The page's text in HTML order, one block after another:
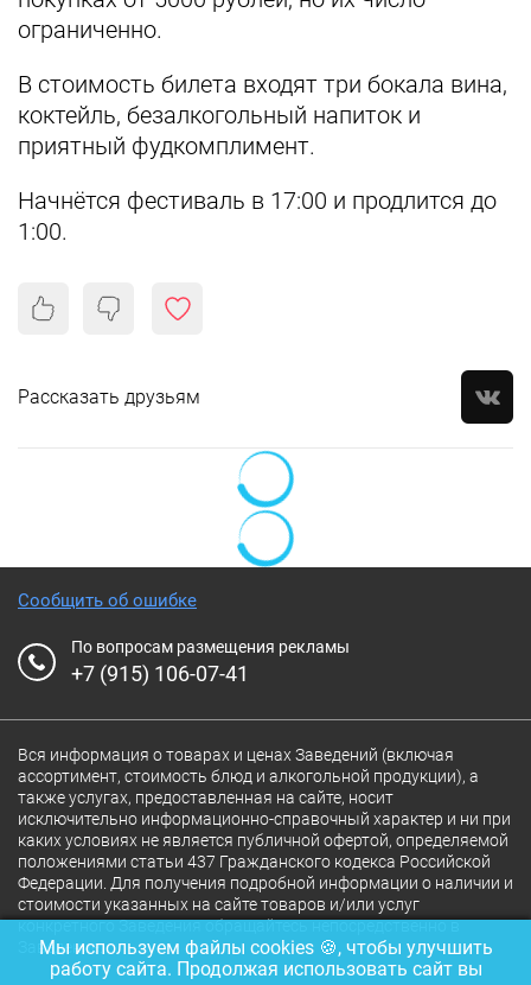
ограниченно.
В стоимость билета входят три бокала вина,
коктейль, безалкогольный напиток и
приятный фудкомплимент.
Начнётся фестиваль в 17:00 и продлится до
1:00.
Рассказать друзьям
Сообщить об ошибке
По вопросам размещения рекламы
+7 (915) 106-07-41
Вся информация о товарах и ценах Заведений (включая
ассортимент, стоимость блюд и алкогольной продукции), а
также услугах, предоставленная на сайте, носит
исключительно информационно-справочный характер и ни при
каких условиях не является публичной офертой, определяемой
положениями статьи 437 Гражданского кодекса Российской
Федерации. Для получения подробной информации о наличии и
стоимости указанных на сайте товаров и/или услуг
конкретного Заведения обращайтесь непосредственно в
Заведение.
Мы используем файлы cookies 🍪, чтобы улучшить
работу сайта. Продолжая использовать сайт вы